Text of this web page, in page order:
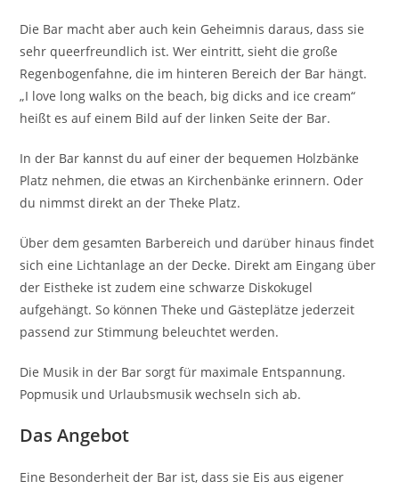
Die Bar macht aber auch kein Geheimnis daraus, dass sie
sehr queerfreundlich ist. Wer eintritt, sieht die große
Regenbogenfahne, die im hinteren Bereich der Bar hängt.
„I love long walks on the beach, big dicks and ice cream“
heißt es auf einem Bild auf der linken Seite der Bar.
In der Bar kannst du auf einer der bequemen Holzbänke
Platz nehmen, die etwas an Kirchenbänke erinnern. Oder
du nimmst direkt an der Theke Platz.
Über dem gesamten Barbereich und darüber hinaus findet
sich eine Lichtanlage an der Decke. Direkt am Eingang über
der Eistheke ist zudem eine schwarze Diskokugel
aufgehängt. So können Theke und Gästeplätze jederzeit
passend zur Stimmung beleuchtet werden.
Die Musik in der Bar sorgt für maximale Entspannung.
Popmusik und Urlaubsmusik wechseln sich ab.
Das Angebot
Eine Besonderheit der Bar ist, dass sie Eis aus eigener